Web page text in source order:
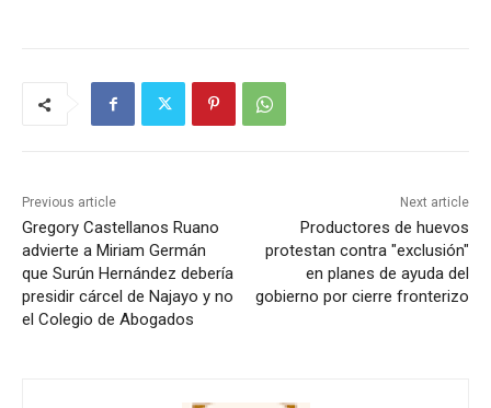
Previous article
Gregory Castellanos Ruano
advierte a Miriam Germán
que Surún Hernández debería
presidir cárcel de Najayo y no
el Colegio de Abogados
Next article
Productores de huevos
protestan contra "exclusión"
en planes de ayuda del
gobierno por cierre fronterizo